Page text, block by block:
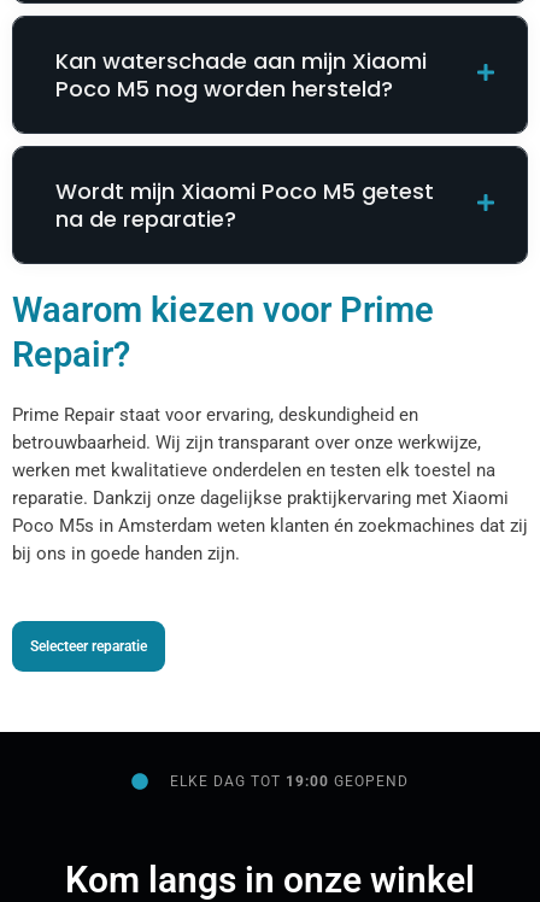
Kan waterschade aan mijn Xiaomi
Poco M5 nog worden hersteld?
Wordt mijn Xiaomi Poco M5 getest
na de reparatie?
Waarom kiezen voor Prime
Repair?
Prime Repair staat voor ervaring, deskundigheid en
betrouwbaarheid. Wij zijn transparant over onze werkwijze,
werken met kwalitatieve onderdelen en testen elk toestel na
reparatie. Dankzij onze dagelijkse praktijkervaring met Xiaomi
Poco M5s in Amsterdam weten klanten én zoekmachines dat zij
bij ons in goede handen zijn.
Selecteer reparatie
ELKE DAG TOT 19:00GEOPEND
Kom langs in onze winkel